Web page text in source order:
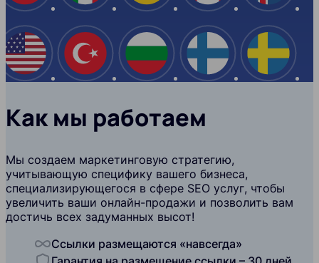
США Турция Болгария Финляндия
Как мы работаем
Мы создаем маркетинговую стратегию,
учитывающую специфику вашего бизнеса,
специализирующегося в сфере SEO услуг, чтобы
увеличить ваши онлайн-продажи и позволить вам
достичь всех задуманных высот!
Ссылки размещаются «навсегда»